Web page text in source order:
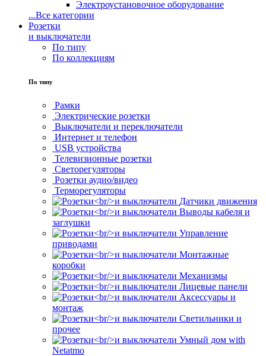
Электроустановочное оборудование
...Все категории
Розетки
и выключатели
По типу
По коллекциям
По типу
Рамки
Электрические розетки
Выключатели и переключатели
Интернет и телефон
USB устройства
Телевизионные розетки
Светорегуляторы
Розетки аудио/видео
Терморегуляторы
Датчики движения
Выводы кабеля и
заглушки
Управление
приводами
Монтажные
коробки
Механизмы
Лицевые панели
Аксессуары и
монтаж
Светильники и
прочее
Умный дом with
Netatmo